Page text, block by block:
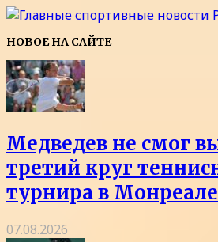
НОВОЕ НА САЙТЕ
Медведев не смог
третий круг
турнира в Монреале
07.08.2026